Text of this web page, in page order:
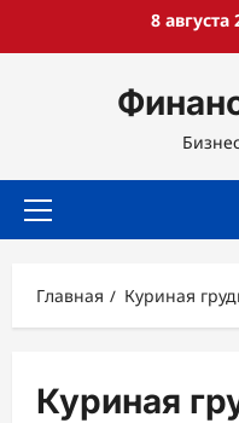
8 августа
Основное
Главная Куриная
Куриная